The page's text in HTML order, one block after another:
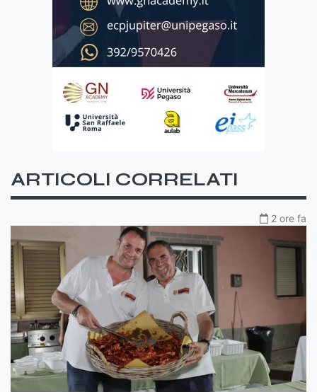
ARTICOLI CORRELATI
2 ore fa